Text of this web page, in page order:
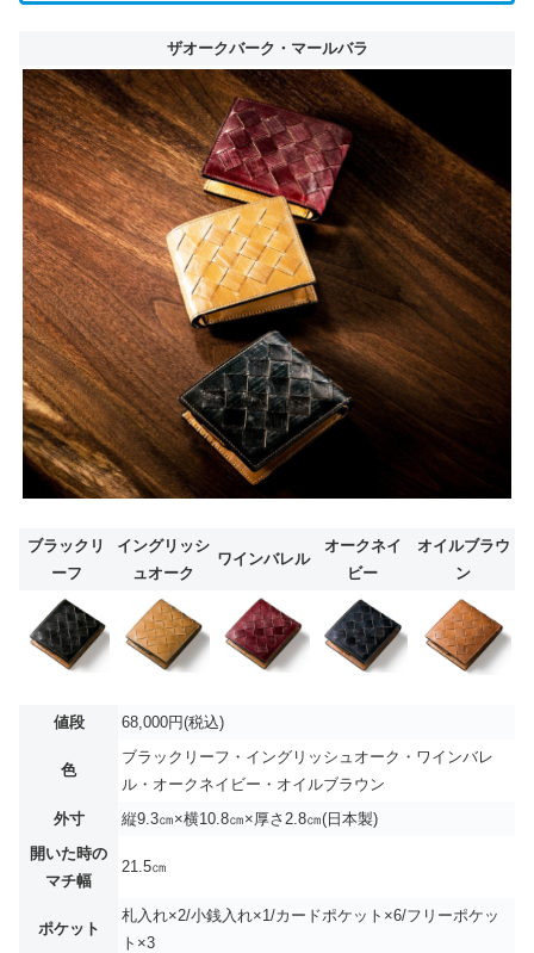
ザオークバーク・マールバラ
ブラックリ
ーフ
イングリッシ
ュオーク
ワインバレル
オークネイ
ビー
オイルブラウ
ン
値段 68,000円(税込)
色
ブラックリーフ・イングリッシュオーク・ワインバレ
ル・オークネイビー・オイルブラウン
外寸
縦9.3㎝×横10.8㎝×厚さ2.8㎝(日本製)
開いた時の
マチ幅
21.5㎝
ポケット
札入れ×2/小銭入れ×1/カードポケット×6/フリーポケッ
ト×3